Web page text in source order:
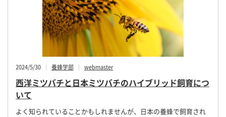
2024/5/30 養蜂学部 webmaster
西洋ミツバチと日本ミツバチのハイブリッド飼育につ
いて
よく知られていることかもしれませんが、日本の養蜂で飼育され